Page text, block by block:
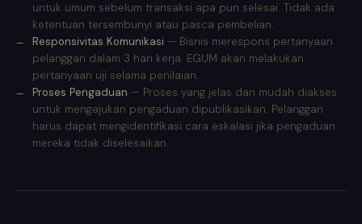
untuk umum sebelum transaksi apa pun selesai. Tidak ada
ketentuan tersembunyi atau pasca pembelian.
Responsivitas Komunikasi — Bisnis merespons pertanyaan
pelanggan dalam 3 hari kerja. EGUM akan melakukan
pertanyaan uji selama penilaian.
Proses Pengaduan — Proses yang jelas dan mudah diakses
untuk mengajukan pengaduan dipublikasikan. Pelanggan
harus dapat mengidentifikasi cara eskalasi jika pengaduan
mereka tidak diselesaikan.